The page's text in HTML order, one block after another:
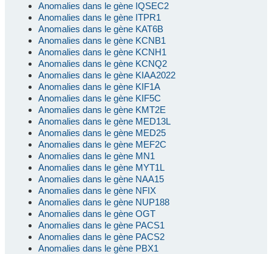
Anomalies dans le gène IQSEC2
Anomalies dans le gène ITPR1
Anomalies dans le gène KAT6B
Anomalies dans le gène KCNB1
Anomalies dans le gène KCNH1
Anomalies dans le gène KCNQ2
Anomalies dans le gène KIAA2022
Anomalies dans le gène KIF1A
Anomalies dans le gène KIF5C
Anomalies dans le gène KMT2E
Anomalies dans le gène MED13L
Anomalies dans le gène MED25
Anomalies dans le gène MEF2C
Anomalies dans le gène MN1
Anomalies dans le gène MYT1L
Anomalies dans le gène NAA15
Anomalies dans le gène NFIX
Anomalies dans le gène NUP188
Anomalies dans le gène OGT
Anomalies dans le gène PACS1
Anomalies dans le gène PACS2
Anomalies dans le gène PBX1